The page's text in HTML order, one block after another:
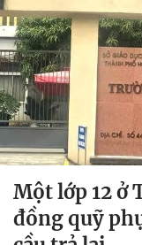
Một lớp 12 ở
đồng quỹ